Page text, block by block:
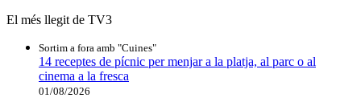
El més llegit de TV3
Sortim a fora amb "Cuines"
14 receptes de pícnic per menjar a la platja, al parc o al
cinema a la fresca
01/08/2026